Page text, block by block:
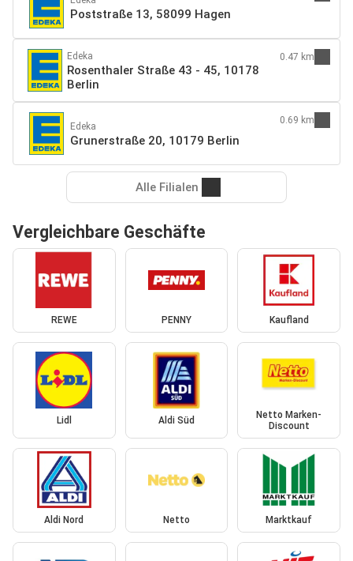
Poststraße 13, 58099 Hagen
Edeka
Rosenthaler Straße 43 - 45, 10178
Berlin
0.47 km
Edeka
Grunerstraße 20, 10179 Berlin
0.69 km
Alle Filialen
Vergleichbare Geschäfte
REWE PENNY Kaufland
Lidl Aldi Süd
Netto Marken-
Discount
Aldi Nord Netto Marktkauf